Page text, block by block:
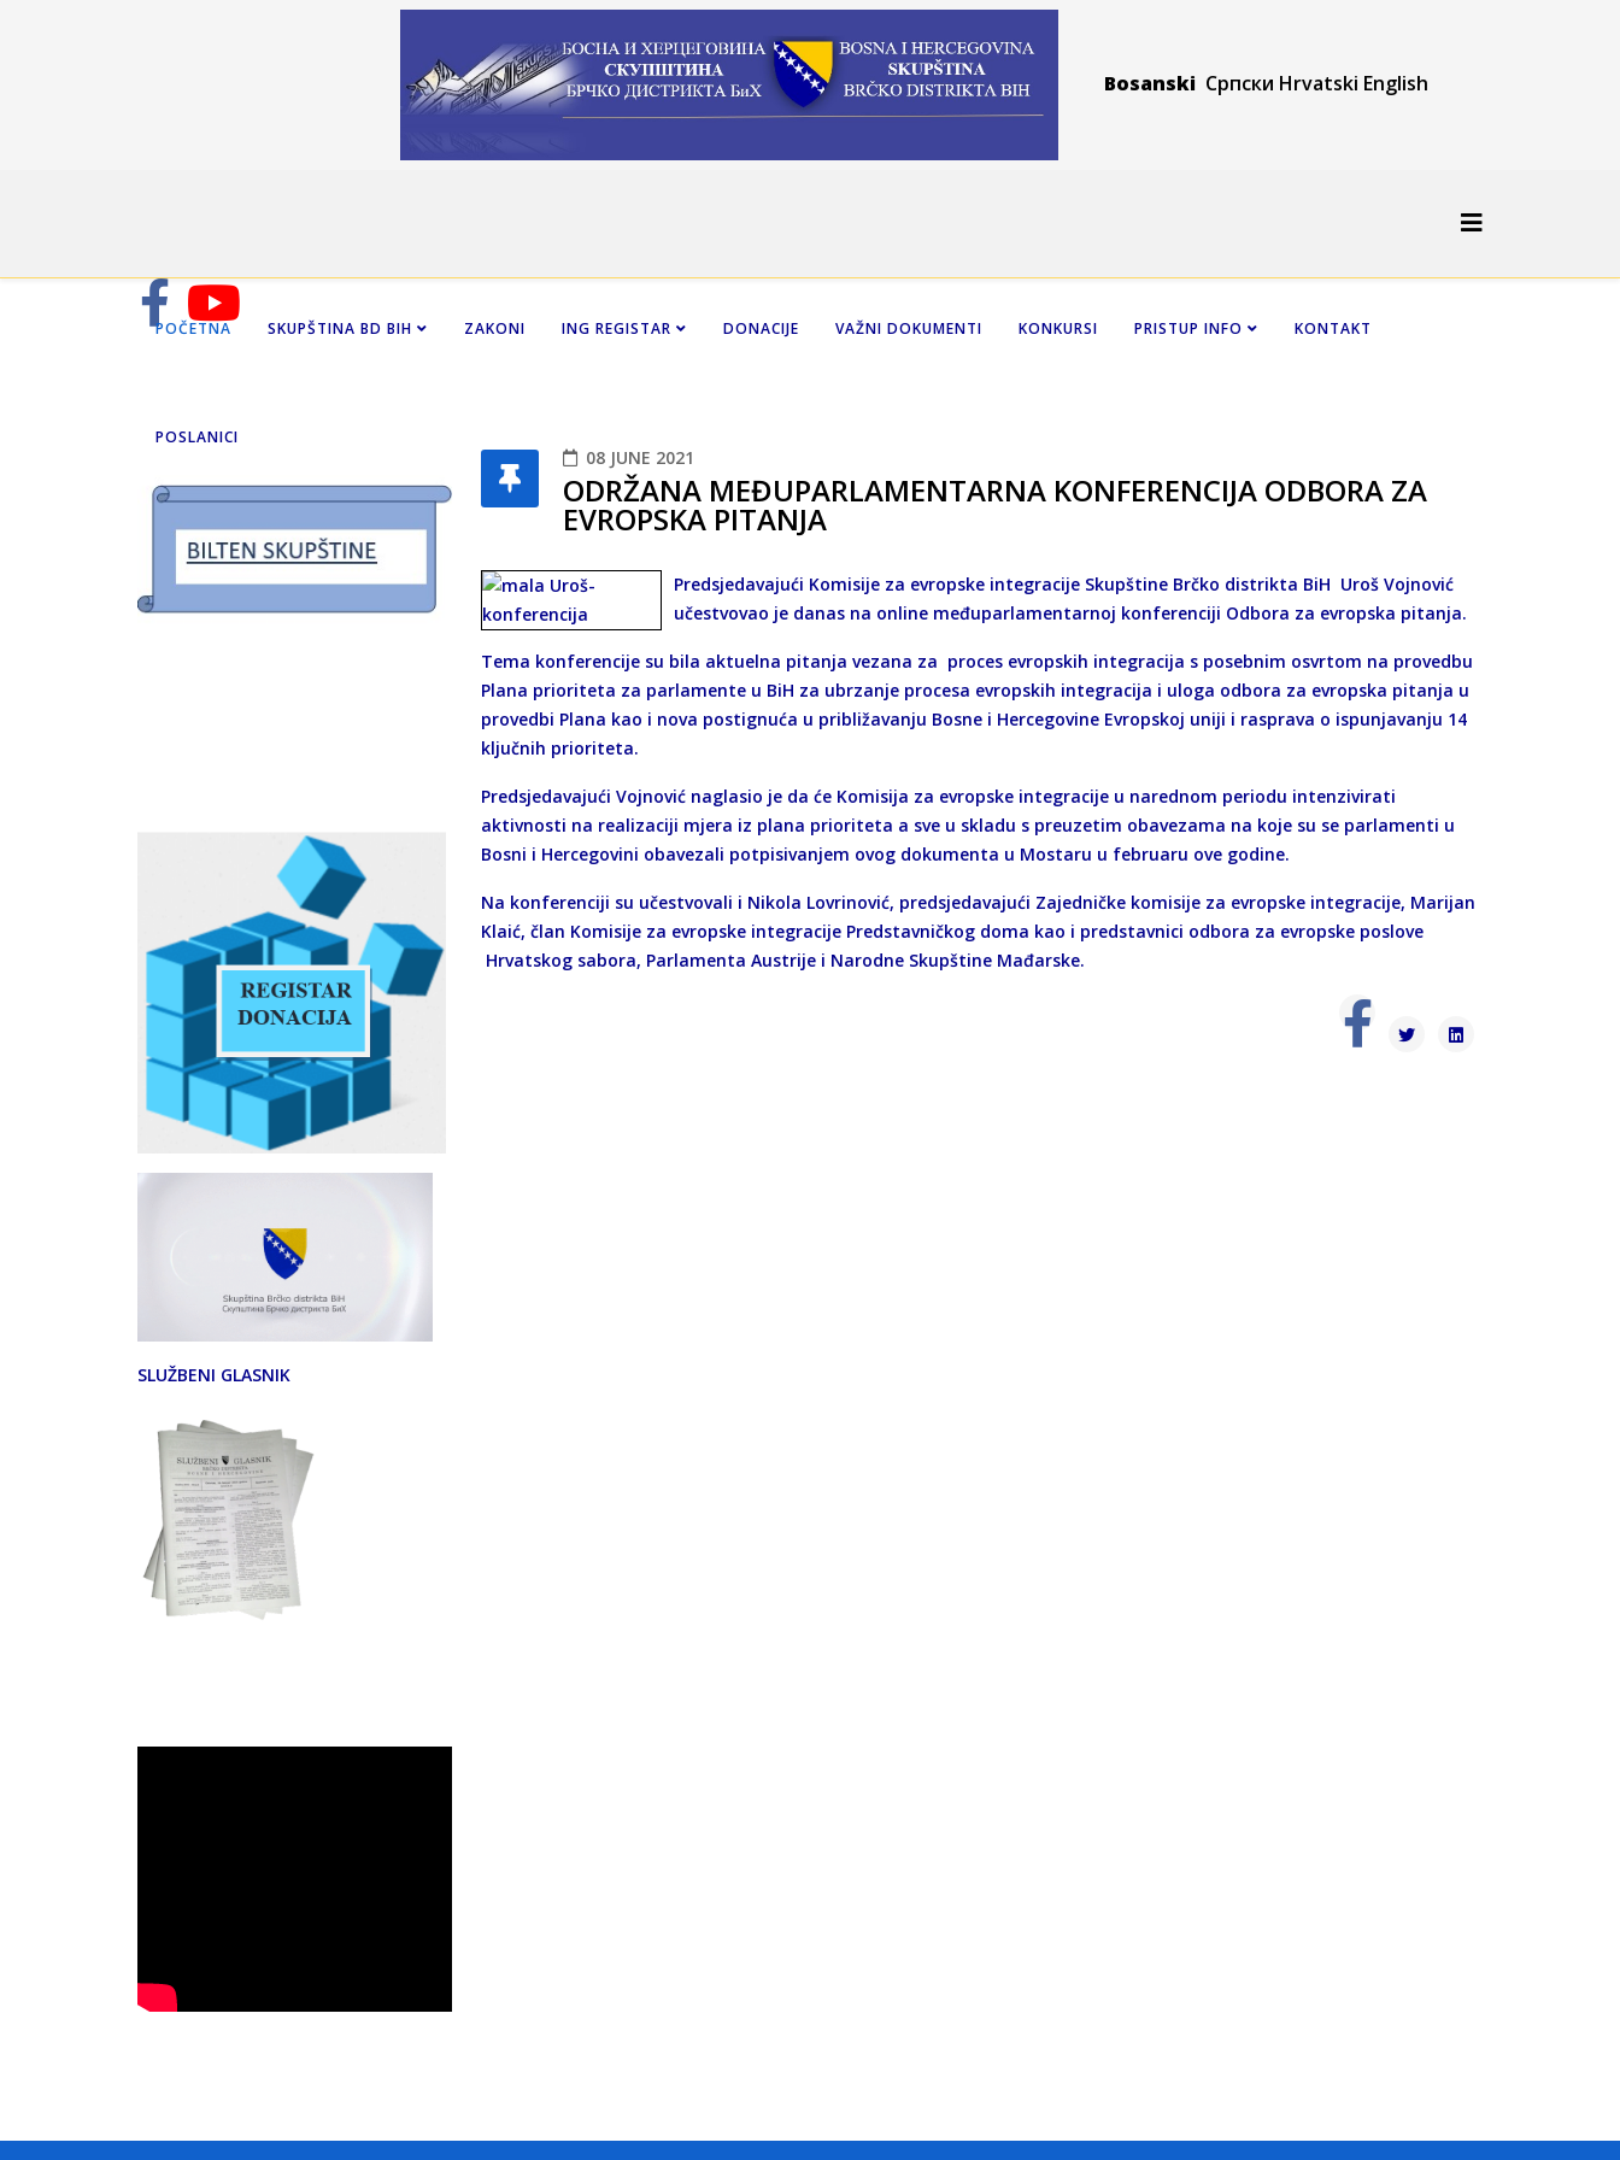
Bosanski Српски Hrvatski English
POČETNA SKUPŠTINA BD BIH ZAKONI ING REGISTAR DONACIJE VAŽNI DOKUMENTI KONKURSI PRISTUP INFO KONTAKT
POSLANICI
SLUŽBENI GLASNIK
08 JUNE 2021
ODRŽANA MEĐUPARLAMENTARNA KONFERENCIJA ODBORA ZA
EVROPSKA PITANJA
Predsjedavajući Komisije za evropske integracije Skupštine Brčko distrikta BiH Uroš Vojnović
učestvovao je danas na online međuparlamentarnoj konferenciji Odbora za evropska pitanja.
Tema konferencije su bila aktuelna pitanja vezana za proces evropskih integracija s posebnim osvrtom na provedbu
Plana prioriteta za parlamente u BiH za ubrzanje procesa evropskih integracija i uloga odbora za evropska pitanja u
provedbi Plana kao i nova postignuća u približavanju Bosne i Hercegovine Evropskoj uniji i rasprava o ispunjavanju 14
ključnih prioriteta.
Predsjedavajući Vojnović naglasio je da će Komisija za evropske integracije u narednom periodu intenzivirati
aktivnosti na realizaciji mjera iz plana prioriteta a sve u skladu s preuzetim obavezama na koje su se parlamenti u
Bosni i Hercegovini obavezali potpisivanjem ovog dokumenta u Mostaru u februaru ove godine.
Na konferenciji su učestvovali i Nikola Lovrinović, predsjedavajući Zajedničke komisije za evropske integracije, Marijan
Klaić, član Komisije za evropske integracije Predstavničkog doma kao i predstavnici odbora za evropske poslove
Hrvatskog sabora, Parlamenta Austrije i Narodne Skupštine Mađarske.